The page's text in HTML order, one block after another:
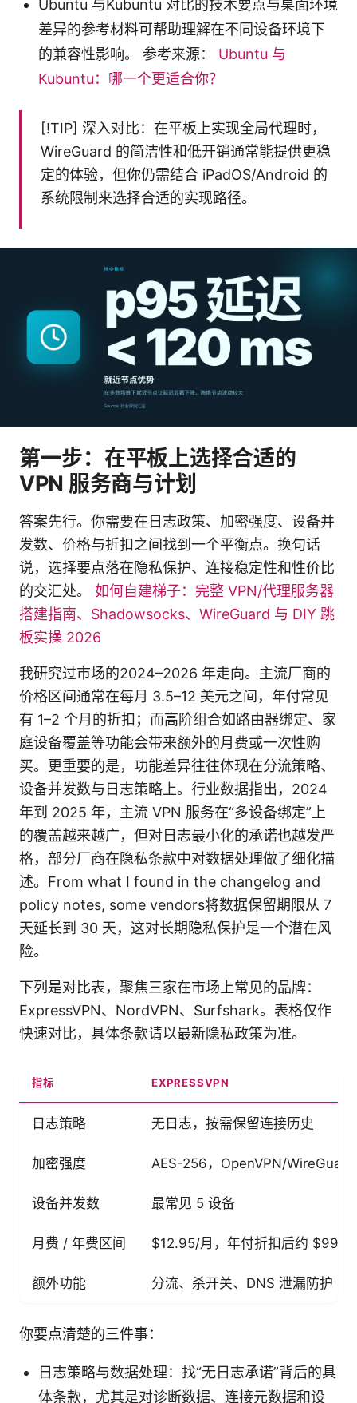
Ubuntu 与Kubuntu 对比的技术要点与桌面环境
差异的参考材料可帮助理解在不同设备环境下
的兼容性影响。 参考来源： Ubuntu 与
Kubuntu：哪一个更适合你？
[!TIP] 深入对比：在平板上实现全局代理时，
WireGuard 的简洁性和低开销通常能提供更稳
定的体验，但你仍需结合 iPadOS/Android 的
系统限制来选择合适的实现路径。
第一步：在平板上选择合适的
VPN 服务商与计划
答案先行。你需要在日志政策、加密强度、设备并
发数、价格与折扣之间找到一个平衡点。换句话
说，选择要点落在隐私保护、连接稳定性和性价比
的交汇处。 如何自建梯子：完整 VPN/代理服务器
搭建指南、Shadowsocks、WireGuard 与 DIY 跳
板实操 2026
我研究过市场的2024–2026 年走向。主流厂商的
价格区间通常在每月 3.5–12 美元之间，年付常见
有 1–2 个月的折扣；而高阶组合如路由器绑定、家
庭设备覆盖等功能会带来额外的月费或一次性购
买。更重要的是，功能差异往往体现在分流策略、
设备并发数与日志策略上。行业数据指出，2024
年到 2025 年，主流 VPN 服务在“多设备绑定”上
的覆盖越来越广，但对日志最小化的承诺也越发严
格，部分厂商在隐私条款中对数据处理做了细化描
述。From what I found in the changelog and
policy notes, some vendors将数据保留期限从 7
天延长到 30 天，这对长期隐私保护是一个潜在风
险。
下列是对比表，聚焦三家在市场上常见的品牌：
ExpressVPN、NordVPN、Surfshark。表格仅作
快速对比，具体条款请以最新隐私政策为准。
指标 EXPRESSVPN
日志策略 无日志，按需保留连接历史
加密强度 AES-256，OpenVPN/
设备并发数 最常见 5 设备
月费 / 年费区间 $12.95/月，年付折扣后约
额外功能 分流、杀开关、DNS 泄漏防护
你要点清楚的三件事：
日志策略与数据处理：找“无日志承诺”背后的具
体条款，尤其是对诊断数据、连接元数据和设